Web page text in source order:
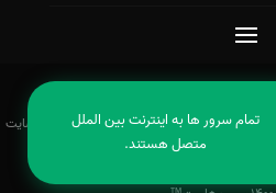
سایت
تمام سرور ها به اینترنت بین الملل
متصل هستند.
هاست™ می‌باشد و هرگونه الگوبرداری از سایت
وجه